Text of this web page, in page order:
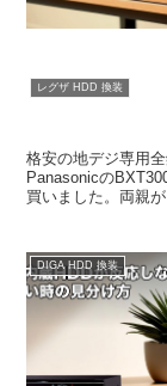
レグザ HDD 換装
格安の地デジ専用
Panasonicの
買いました。両親
DIGA HDD 換装